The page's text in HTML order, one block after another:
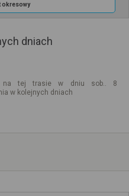
okresowy
dniach
na tej trasie w dniu sob.. 8
w kolejnych dniach